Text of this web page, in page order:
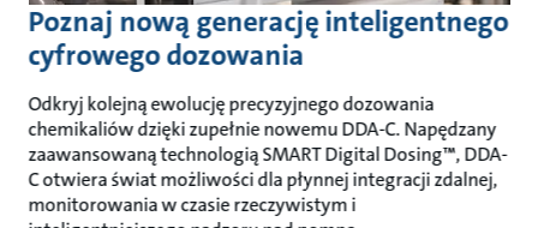
Poznaj nową generację inteligentnego
cyfrowego dozowania
Odkryj kolejną ewolucję precyzyjnego dozowania
chemikaliów dzięki zupełnie nowemu DDA-C. Napędzany
zaawansowaną technologią SMART Digital Dosing™, DDA-
C otwiera świat możliwości dla płynnej integracji zdalnej,
monitorowania w czasie rzeczywistym i